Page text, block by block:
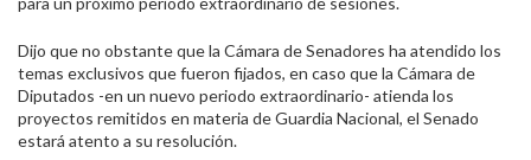
Dijo que no obstante que la Cámara de Senadores ha atendido los
temas exclusivos que fueron fijados, en caso que la Cámara de
Diputados -en un nuevo periodo extraordinario- atienda los
proyectos remitidos en materia de Guardia Nacional, el Senado
estará atento a su resolución.